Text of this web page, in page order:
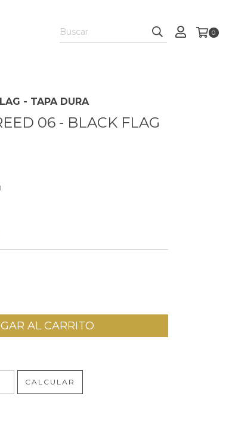
0
- TAPA DURA
06 - BLACK FLAG
CALCULAR